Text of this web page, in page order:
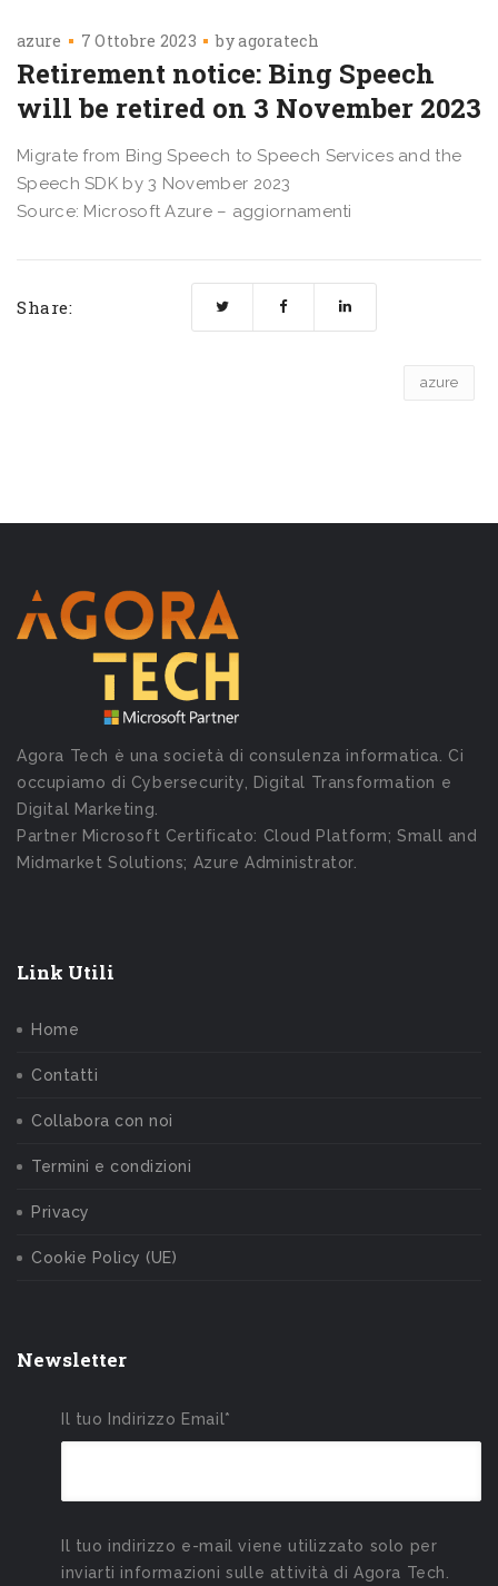
azure 7 Ottobre 2023 byagoratech
Retirement notice: Bing Speech
will be retired on 3 November 2023
Migrate from Bing Speech to Speech Services and the
Speech SDK by 3 November 2023
Source: Microsoft Azure – aggiornamenti
Share:
azure
Agora Tech è una società di consulenza informatica. Ci
occupiamo di Cybersecurity, Digital Transformation e
Digital Marketing.
Partner Microsoft Certificato: Cloud Platform; Small and
Midmarket Solutions; Azure Administrator.
Link Utili
Home
Contatti
Collabora con noi
Termini e condizioni
Privacy
Cookie Policy (UE)
Newsletter
Il tuo Indirizzo Email*
Il tuo indirizzo e-mail viene utilizzato solo per
inviarti informazioni sulle attività di Agora Tech.